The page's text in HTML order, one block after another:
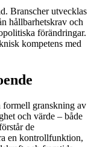
Branscher utvecklas
hållbarhetskrav och
förändringar.
kompetens med
formell granskning av
och värde – både
de
en kontrollfunktion,